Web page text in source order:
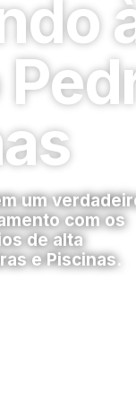
um
com os
de alta
e Piscinas.